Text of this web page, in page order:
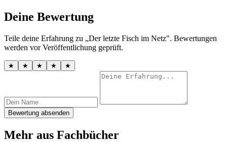
Deine Bewertung
Teile deine Erfahrung zu „Der letzte Fisch im Netz". Bewertungen
werden vor Veröffentlichung geprüft.
★ ★ ★ ★ ★
Bewertung absenden
Mehr aus Fachbücher